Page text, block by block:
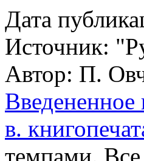
Дата
Источник:
Автор: П.
Введененное
в.
темпами. Все